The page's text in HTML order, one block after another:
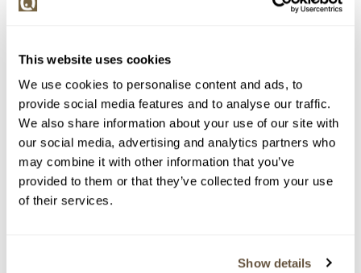
This website uses cookies
We use cookies to personalise content and ads, to
provide social media features and to analyse our traffic.
We also share information about your use of our site with
our social media, advertising and analytics partners who
may combine it with other information that you’ve
provided to them or that they’ve collected from your use
of their services.
Show details